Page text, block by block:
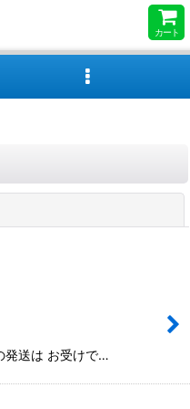
カート
発送は お受けで…